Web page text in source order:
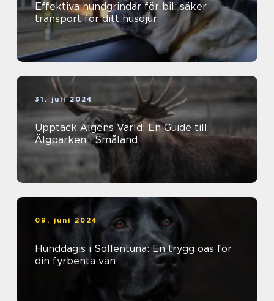
Effektiva hundgrindar för bil: säker
transport för ditt husdjur
31. juli 2024
Upptäck Älgens Värld: En Guide till
Älgparken i Småland
09. juni 2024
Hunddagis i Sollentuna: En trygg oas för
din fyrbenta vän